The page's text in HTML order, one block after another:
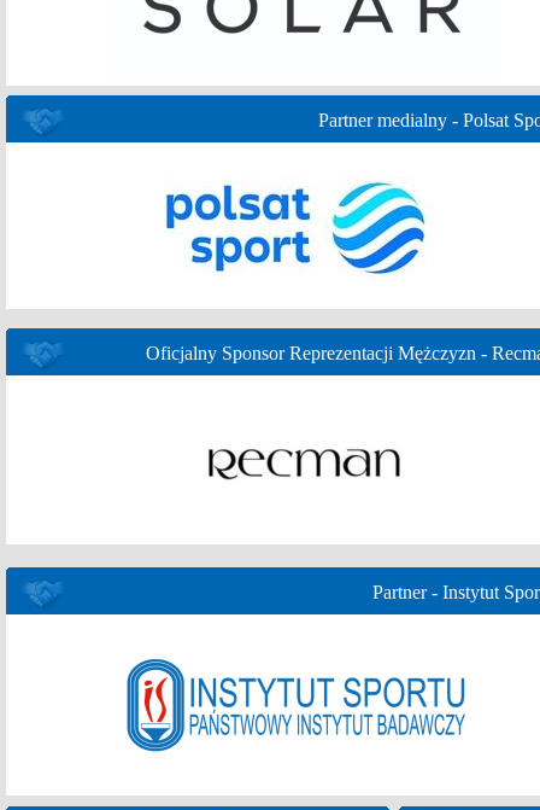
Partner medialny - Polsat
Oficjalny Sponsor Reprezentacji Mężczyzn -
Partner - Instytut